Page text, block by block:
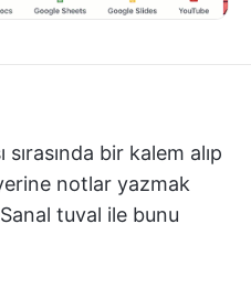
bir kalem alıp
notlar yazmak
tuval ile bunu